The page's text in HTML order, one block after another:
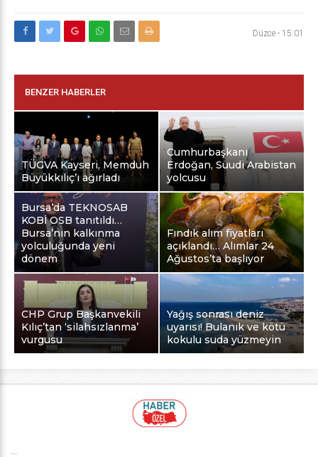
Düzce - 15:01
BENZER HABERLER
TÜGVA Kayseri, Memduh
Büyükkılıç’ı ağırladı
Cumhurbaşkanı
Erdoğan, Suudi Arabistan
yolcusu
Bursa’da TEKNOSAB
KOBİ OSB tanıtıldı…
Bursa’nın kalkınma
yolculuğunda yeni
dönem
Fındık alım fiyatları
açıklandı… Alımlar 24
Ağustos’ta başlıyor
CHP Grup Başkanvekili
Kılıç’tan ‘silahsızlanma’
vurgusu
Yağış sonrası deniz
uyarısı! Bulanık ve kötü
kokulu suda yüzmeyin